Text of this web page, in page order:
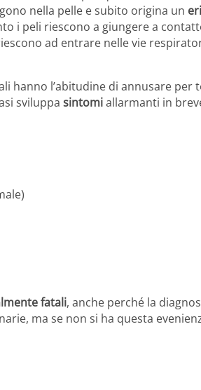
nella pelle e subito origina un
i peli riescono a giungere a
ad entrare nelle vie
hanno l’abitudine di annusare per
sviluppa sintomiallarmanti in
fatali, anche perché la
ma se non si ha questa